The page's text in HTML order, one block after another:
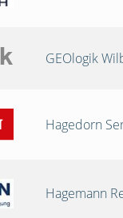
GEOlogik
Hagedorn
Hagemann